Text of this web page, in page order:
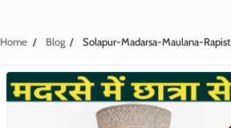
Home Blog Solapur-Madarsa-Maulana-Rapist